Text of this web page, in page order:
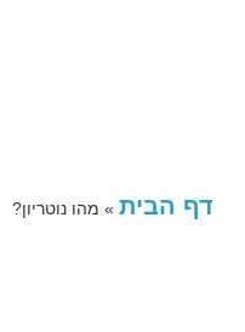
דף הבית » מהו נוטריון?